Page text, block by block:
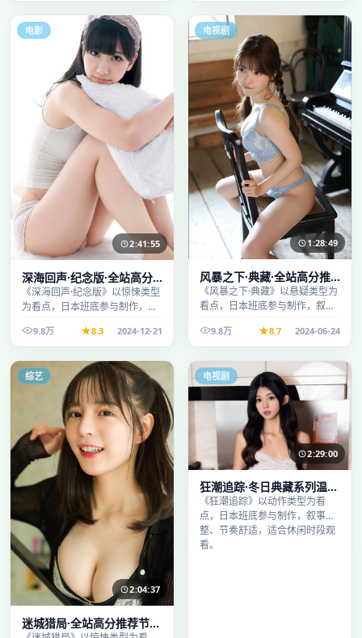
电影
2:41:55
深海回声·纪念版·全站高分
推荐节奏紧凑值得追看
《深海回声·纪念版》以惊悚类型
为看点，日本班底参与制作，叙
段观看。
9.8万 8.3 2024-12-21
电视剧
1:28:49
风暴之下·典藏·全站高分推
荐节奏紧凑值得追看
《风暴之下·典藏》以悬疑类型为
看点，日本班底参与制作，叙事
观看。
9.8万 8.7 2024-06-24
综艺
2:04:37
迷城猎局·全站高分推荐节奏
电视剧
2:29:00
狂潮追踪·冬日典藏系列温情
叙事引人入胜
《狂潮追踪》以动作类型为看
点，日本班底参与制作，叙事完
整、节奏舒适，适合休闲时段观
看。